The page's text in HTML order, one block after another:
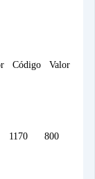
Código Valor
1170 800